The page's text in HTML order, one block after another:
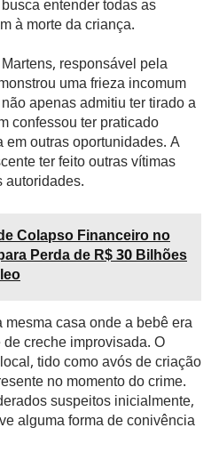
entender todas as
à morte da criança.
responsável pela
uma frieza incomum
apenas admitiu ter tirado a
confessou ter praticado
outras oportunidades. A
ter feito outras vítimas
Colapso Financeiro no
Perda de R$ 30 Bilhões
casa onde a bebê era
creche improvisada. O
tido como avós de criação
no momento do crime.
suspeitos inicialmente,
alguma forma de conivência